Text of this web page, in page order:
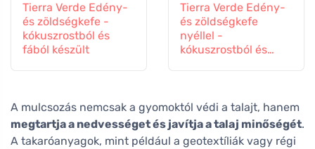
Tierra Verde Edény-
és zöldségkefe -
kókuszrostból és
fából készült
Tierra Verde Edény-
és zöldségkefe
nyéllel -
kókuszrostból és
A mulcsozás nemcsak a gyomoktól védi a talajt, hanem
megtartja a nedvességet és javítja a talaj minőségét.
A takaróanyagok, mint például a geotextíliák vagy régi